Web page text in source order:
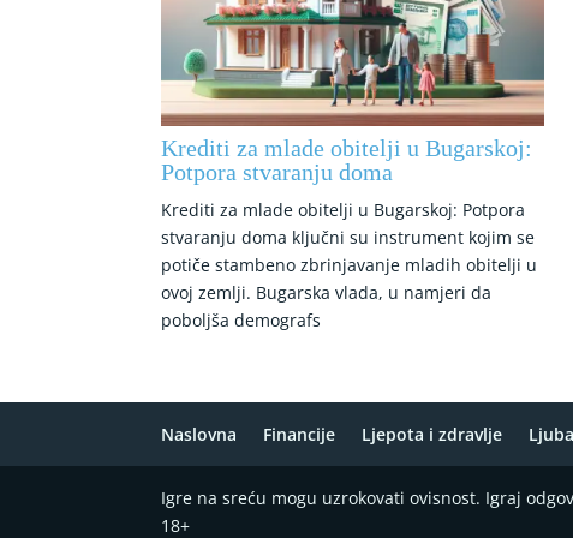
Krediti za mlade obitelji u Bugarskoj:
Potpora stvaranju doma
Krediti za mlade obitelji u Bugarskoj: Potpora
stvaranju doma ključni su instrument kojim se
potiče stambeno zbrinjavanje mladih obitelji u
ovoj zemlji. Bugarska vlada, u namjeri da
poboljša demografs
Naslovna Financije Ljepota i zdravlje
Igre na sreću mogu uzrokovati ovisnost. Igraj
18+